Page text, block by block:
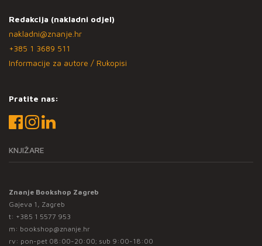
Redakcija (nakladni odjel)
nakladni@znanje.hr
+385 1 3689 511
Informacije za autore / Rukopisi
Pratite nas:
KNJIŽARE
Znanje Bookshop Zagreb
Gajeva 1, Zagreb
t: +385 1 5577 953
m: bookshop@znanje.hr
rv: pon-pet 08:00-20:00; sub 9:00-18:00